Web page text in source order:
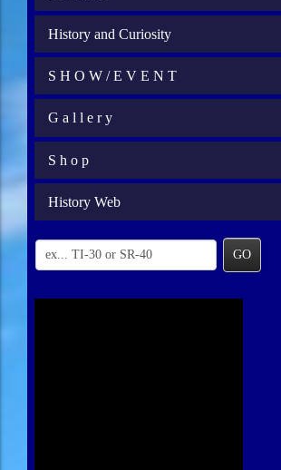
History and Curiosity
S H O W / E V E N T
G a l l e r y
S h o p
History Web
GO